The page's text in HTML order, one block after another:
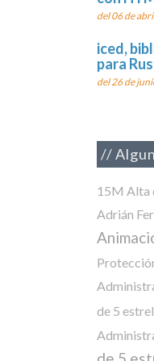
del 06 de
iced,
para
del 26 de
15M Alta
Adrián
de 5